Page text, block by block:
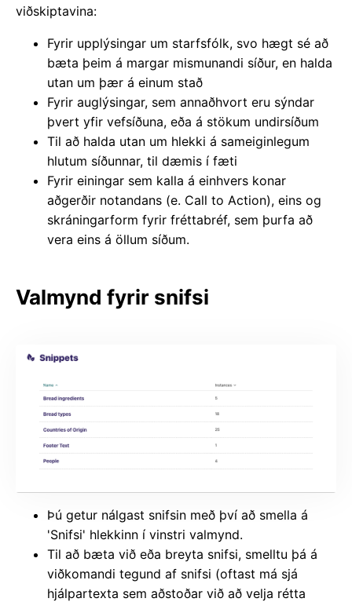
viðskiptavina:
Fyrir upplýsingar um starfsfólk, svo hægt sé að
bæta þeim á margar mismunandi síður, en halda
utan um þær á einum stað
Fyrir auglýsingar, sem annaðhvort eru sýndar
þvert yfir vefsíðuna, eða á stökum undirsíðum
Til að halda utan um hlekki á sameiginlegum
hlutum síðunnar, til dæmis í fæti
Fyrir einingar sem kalla á einhvers konar
aðgerðir notandans (e. Call to Action), eins og
skráningarform fyrir fréttabréf, sem þurfa að
vera eins á öllum síðum.
Valmynd fyrir snifsi
Þú getur nálgast snifsin með því að smella á
'Snifsi' hlekkinn í vinstri valmynd.
Til að bæta við eða breyta snifsi, smelltu þá á
viðkomandi tegund af snifsi (oftast má sjá
hjálpartexta sem aðstoðar við að velja rétta